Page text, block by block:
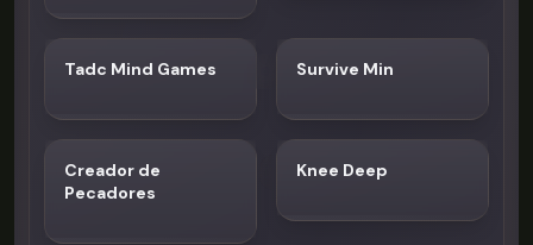
Tadc Mind Games Survive Min
Creador de
Pecadores
Knee Deep